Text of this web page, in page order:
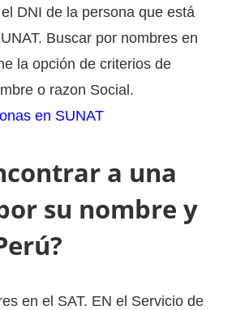
DNI de la persona que está
Buscar por nombres en
la opción de criterios de
o razon Social.
en SUNAT
a una
su nombre y
en el SAT. EN el Servicio de